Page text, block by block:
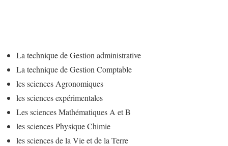
La technique de Gestion administrative
La technique de Gestion Comptable
les sciences Agronomiques
les sciences expérimentales
Les sciences Mathématiques A et B
les sciences Physique Chimie
les sciences de la Vie et de la Terre